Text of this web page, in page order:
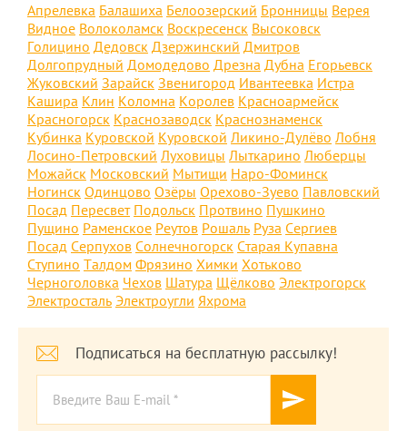
Апрелевка Балашиха Белоозерский Бронницы Верея
Видное Волоколамск Воскресенск Высоковск
Голицино Дедовск Дзержинский Дмитров
Долгопрудный Домодедово Дрезна Дубна Егорьевск
Жуковский Зарайск Звенигород Ивантеевка Истра
Кашира Клин Коломна Королев Красноармейск
Красногорск Краснозаводск Краснознаменск
Кубинка Куровской Куровской Ликино-Дулёво Лобня
Лосино-Петровский Луховицы Лыткарино Люберцы
Можайск Московский Мытищи Наро-Фоминск
Ногинск Одинцово Озёры Орехово-Зуево Павловский
Посад Пересвет Подольск Протвино Пушкино
Пущино Раменское Реутов Рошаль Руза Сергиев
Посад Серпухов Солнечногорск Старая Купавна
Ступино Талдом Фрязино Химки Хотьково
Черноголовка Чехов Шатура Щёлково Электрогорск
Электросталь Электроугли Яхрома
Подписаться на бесплатную рассылку!